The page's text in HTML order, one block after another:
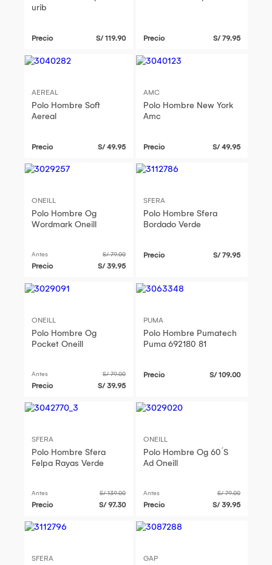
urib
Precio S/ 119.90 Precio S/ 79.95
AEREAL
Polo Hombre Soft
Aereal
Precio S/ 49.95
AMC
Polo Hombre New York
Amc
Precio S/ 49.95
ONEILL
Polo Hombre Og
Wordmark Oneill
Antes S/ 79.00
Precio S/ 39.95
SFERA
Polo Hombre Sfera
Bordado Verde
Precio S/ 79.95
ONEILL
Polo Hombre Og
Pocket Oneill
Antes S/ 79.00
Precio S/ 39.95
PUMA
Polo Hombre Pumatech
Puma 692180 81
Precio S/ 109.00
SFERA
Polo Hombre Sfera
Felpa Rayas Verde
Antes S/ 139.00
Precio S/ 97.30
ONEILL
Polo Hombre Og 60´S
Ad Oneill
Antes S/ 79.00
Precio S/ 39.95
SFERA GAP